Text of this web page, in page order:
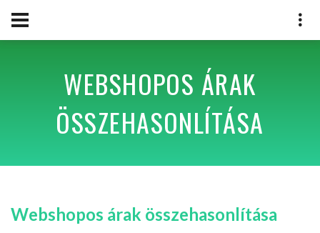
WEBSHOPOS ÁRAK
ÖSSZEHASONLÍTÁSA
Webshopos árak összehasonlítása